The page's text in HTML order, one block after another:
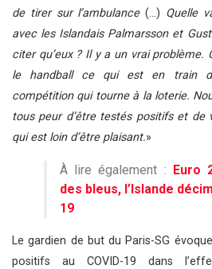
de tirer sur l’ambulance(…) Quelle
avec les Islandais Palmarsson et
citer qu’eux ? Il y a un vrai problème.
le handball ce qui est en train
compétition qui tourne à la loterie.
tous peur d’être testés positifs et de
qui est loin d’être plaisant.»
À lire également : Euro
des bleus, l’Islande
19
Le gardien de but du Paris-SG
positifs au COVID-19 dans